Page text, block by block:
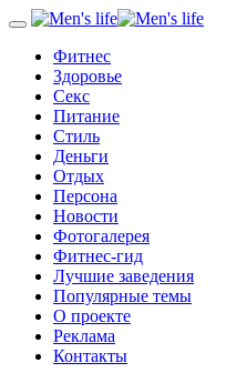
Фитнес
Здоровье
Секс
Питание
Стиль
Деньги
Отдых
Персона
Новости
Фотогалерея
Фитнес-гид
Лучшие заведения
Популярные темы
О проекте
Реклама
Контакты